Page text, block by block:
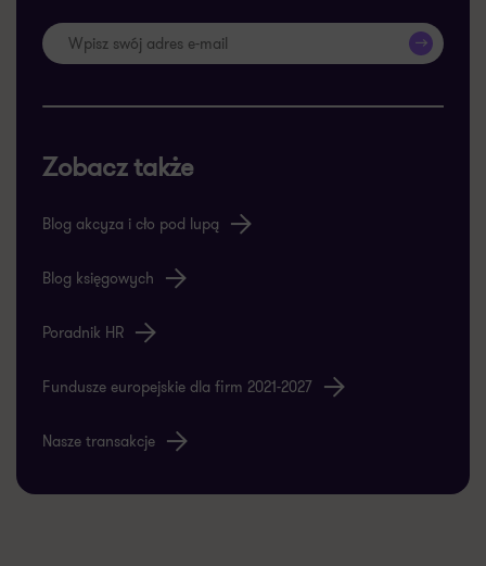
>>
Zobacz także
Blog akcyza i cło pod lupą
Blog księgowych
Poradnik HR
Fundusze europejskie dla firm 2021-2027
Nasze transakcje